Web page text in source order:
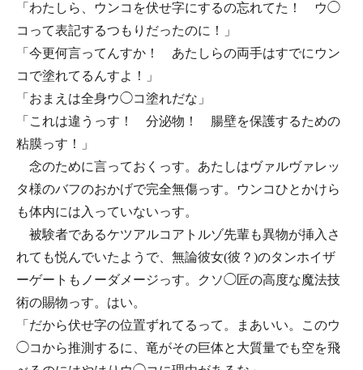
「わたしら、ウンコを伏せ字にするの忘れてた！ ウ◯
コって表記するつもりだったのに！」
「今更何言ってんすか！ あたしらの両手はすでにウン
コで塗れてるんすよ！」
「おまえは全身ウ◯コ塗れだな」
「これは違うっす！ 分泌物！ 腸壁を保護するための
粘膜っす！」
念のために言っておくっす。あたしはヴァルヴァレッ
タ様のバフのおかげで完全無傷っす。ウンコひとかけら
も体内には入っていないっす。
被験者であるケツアルコアトルゾ先輩も異物が挿入さ
れても悦んでいたようで、無論彼女(彼？)のタンホイザ
ーゲートもノーダメージっす。クソ◯匠の高度な魔法技
術の賜物っす。はい。
「だから伏せ字の位置ずれてるって。まあいい。このウ
◯コから推測するに、竜がその巨体と大質量でも空を飛